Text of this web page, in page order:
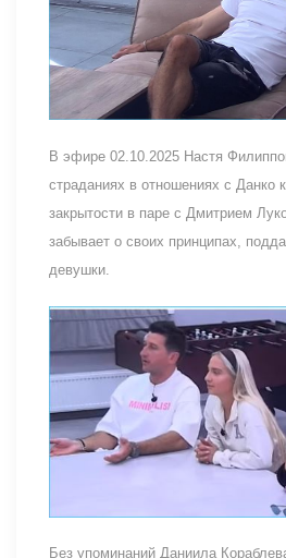
В эфире 02.10.2025 Настя
страданиях в отношениях с Данко
закрытости в паре с Дмитрием
забывает о своих принципах,
девушки.
Без упоминаний Даниила